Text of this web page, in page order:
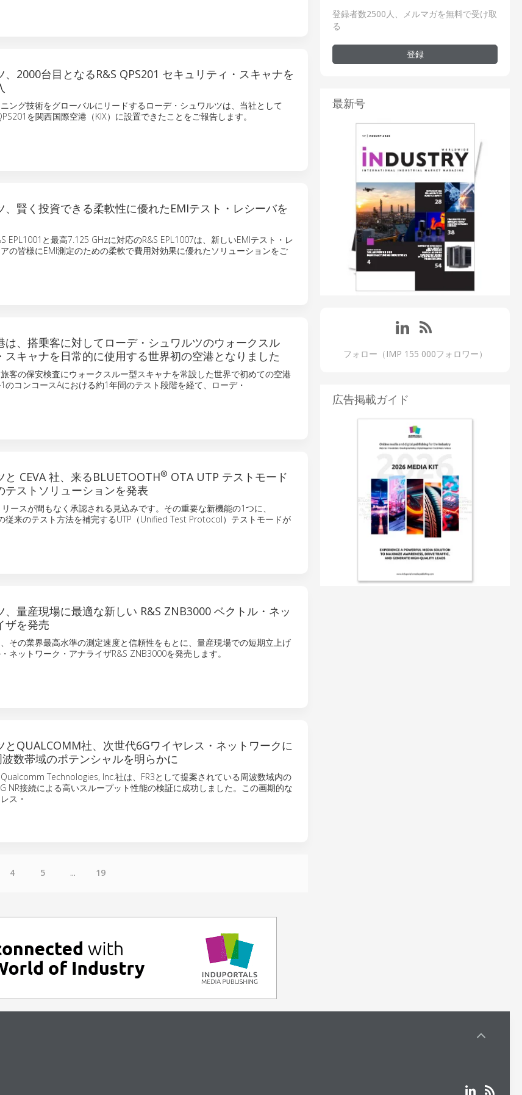
、2000台目となるR&S QPS201 セキュリティ・スキャナを
ング技術をグローバルにリードするローデ・シュワルツは、当社として
を関西国際空港（KIX）に設置できたことをご報告します。
、賢く投資できる柔軟性に優れたEMIテスト・レシーバを
EPL1001と最高7.125 GHzに対応のR&S EPL1007は、新しいEMIテスト・レ
の皆様にEMI測定のための柔軟で費用対効果に優れたソリューションをご
は、搭乗客に対してローデ・シュワルツのウォークスル
スキャナを日常的に使用する世界初の空港となりました
客の保安検査にウォークスルー型スキャナを常設した世界で初めての空港
のコンコースAにおける約1年間のテスト段階を経て、ローデ・
と CEVA 社、来るBLUETOOTH® OTA UTP テストモード
テストソリューションを発表
ースが間もなく承認される見込みです。その重要な新機能の1つに、
従来のテスト方法を補完するUTP（Unified Test Protocol）テストモードが
、量産現場に最適な新しい R&S ZNB3000 ベクトル・ネッ
ザを発売
その業界最高水準の測定速度と信頼性をもとに、量産現場での短期立上げ
ネットワーク・アナライザR&S ZNB3000を発売します。
とQUALCOMM社、次世代6Gワイヤレス・ネットワークに
数帯域のポテンシャルを明らかに
Technologies, Inc.社は、FR3として提案されている周波数域内の
NR接続による高いスループット性能の検証に成功しました。この画期的な
ス・
4 5 ... 19
登録者数2500人、メルマガを無料で受け取
る
登録
最新号
フォロー（IMP 155 000フォロワー）
広告掲載ガイド